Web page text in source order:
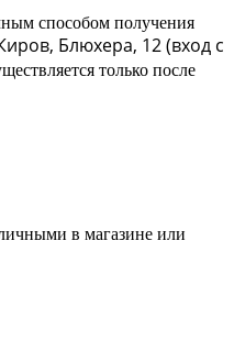
способом получения
Блюхера, 12 (вход с
только после
в магазине или